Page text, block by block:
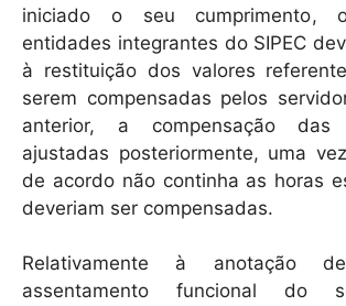
iniciado o seu cumprimento,
entidades integrantes do SIPEC
à restituição dos valores
serem compensadas pelos
anterior, a compensação
ajustadas posteriormente, uma
de acordo não continha as horas
deveriam ser compensadas.
Relativamente à anotação
assentamento funcional do